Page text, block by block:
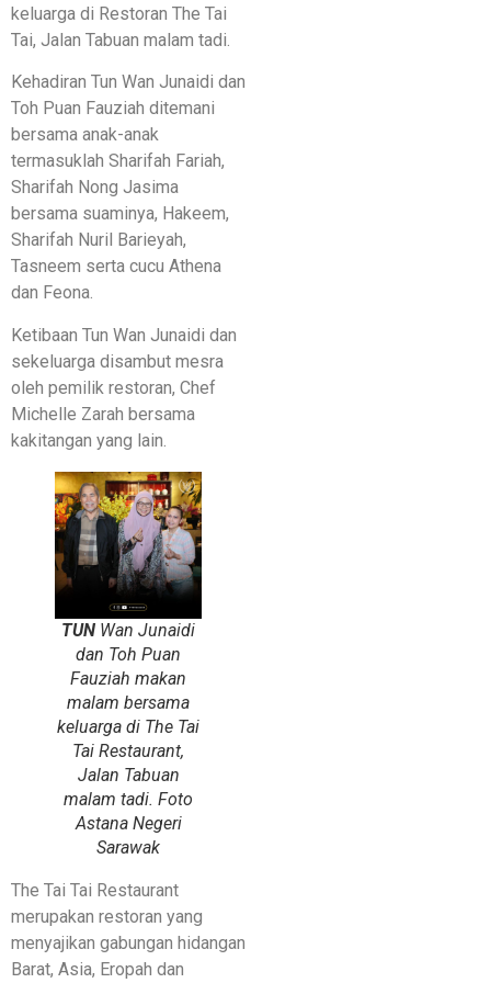
keluarga di Restoran The Tai
Tai, Jalan Tabuan malam tadi.
Kehadiran Tun Wan Junaidi dan
Toh Puan Fauziah ditemani
bersama anak-anak
termasuklah Sharifah Fariah,
Sharifah Nong Jasima
bersama suaminya, Hakeem,
Sharifah Nuril Barieyah,
Tasneem serta cucu Athena
dan Feona.
Ketibaan Tun Wan Junaidi dan
sekeluarga disambut mesra
oleh pemilik restoran, Chef
Michelle Zarah bersama
kakitangan yang lain.
TUN Wan Junaidi
dan Toh Puan
Fauziah makan
malam bersama
keluarga di The Tai
Tai Restaurant,
Jalan Tabuan
malam tadi. Foto
Astana Negeri
Sarawak
The Tai Tai Restaurant
merupakan restoran yang
menyajikan gabungan hidangan
Barat, Asia, Eropah dan